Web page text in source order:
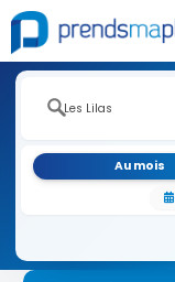
Au mois